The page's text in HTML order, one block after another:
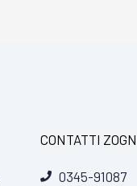
CONTATTI
0345-91087